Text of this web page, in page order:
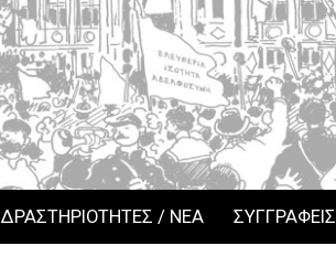
ΔΡΑΣΤΗΡΙΟΤΗΤΕΣ / ΝΕΑ ΣΥΓΓΡΑΦΕΙΣ